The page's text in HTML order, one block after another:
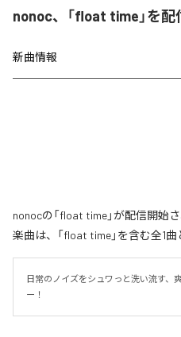
nonoc、「float time」を配
新曲情報
nonocの「float time」が配信開始
楽曲は、「float time」を含む全1曲
日常のノイズをシュワっと洗い流す、
ー！